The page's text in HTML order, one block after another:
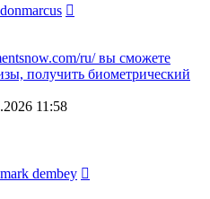
donmarcus
ru/ вы сможете
получить биометрический
11:58
mark dembey